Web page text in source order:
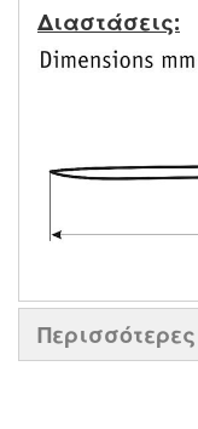
Διαστάσεις: